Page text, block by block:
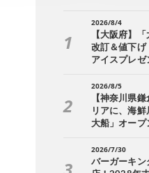
2026/8/4
【大阪府】
改訂＆値下げ
アイスプレゼ
2026/8/5
【神奈川県
リアに、海
大船」オープ
2026/7/30
バーガーキン